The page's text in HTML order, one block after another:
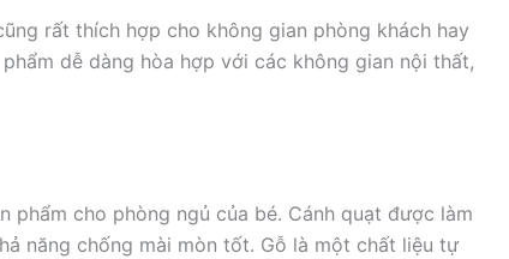
rất thích hợp cho không gian phòng khách hay
dễ dàng hòa hợp với các không gian nội thất,
cho phòng ngủ của bé. Cánh quạt được làm
năng chống mài mòn tốt. Gỗ là một chất liệu tự